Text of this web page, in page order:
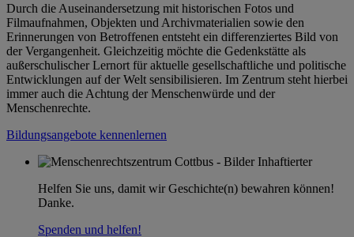
Durch die Auseinandersetzung mit historischen Fotos und
Filmaufnahmen, Objekten und Archivmaterialien sowie den
Erinnerungen von Betroffenen entsteht ein differenziertes Bild von
der Vergangenheit. Gleichzeitig möchte die Gedenkstätte als
außerschulischer Lernort für aktuelle gesellschaftliche und politische
Entwicklungen auf der Welt sensibilisieren. Im Zentrum steht hierbei
immer auch die Achtung der Menschenwürde und der
Menschenrechte.
Bildungsangebote kennenlernen
Helfen Sie uns, damit wir Geschichte(n) bewahren können!
Danke.
Spenden und helfen!